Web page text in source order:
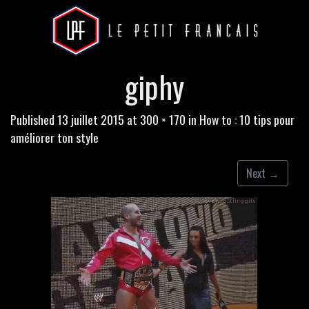
giphy
Published13 juillet 2015 at 300 × 170 in How to : 10 tips pour
améliorer ton style
Next →